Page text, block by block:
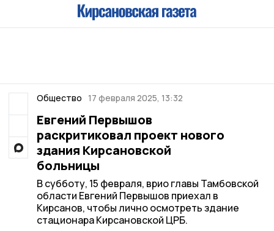
Общество 17 февраля 2025, 13:32
Евгений Первышов
раскритиковал проект нового
здания Кирсановской
больницы
В субботу, 15 февраля, врио главы Тамбовской
области Евгений Первышов приехал в
Кирсанов, чтобы лично осмотреть здание
стационара Кирсановской ЦРБ.